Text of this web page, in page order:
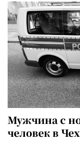
Мужчина с
человек в